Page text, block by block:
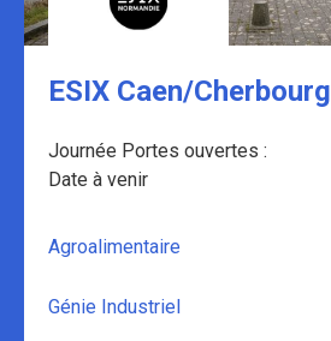
ESIX Caen/Cherbourg
Journée Portes ouvertes :
Date à venir
Agroalimentaire
Génie Industriel